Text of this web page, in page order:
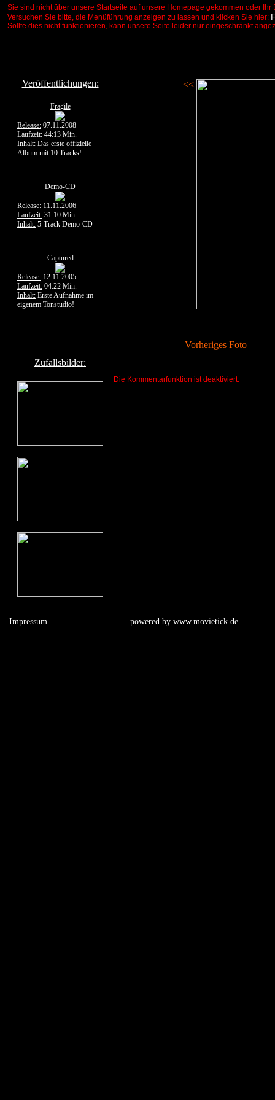
Sie sind nicht über unsere Startseite auf unsere Homepage gekommen oder
Versuchen Sie bitte, die Menüführung anzeigen zu lassen und klicken Sie hier:
Sollte dies nicht funktionieren, kann unsere Seite leider nur eingeschränkt
Veröffentlichungen:
Fragile
Release: 07.11.2008
Laufzeit: 44:13 Min.
Inhalt: Das erste offizielle
Album mit 10 Tracks!
Demo-CD
Release: 11.11.2006
Laufzeit: 31:10 Min.
Inhalt: 5-Track Demo-CD
Captured
Release: 12.11.2005
Laufzeit: 04:22 Min.
Inhalt: Erste Aufnahme im
eigenem Tonstudio!
Zufallsbilder:
<<
Vorheriges Foto
Die Kommentarfunktion ist deaktiviert.
Impressum powered by www.movietick.de